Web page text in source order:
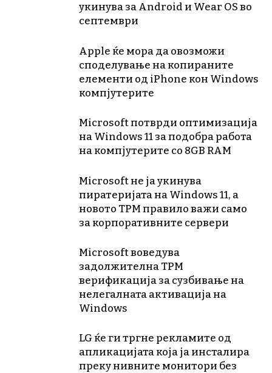
укинува за Android и Wear OS во
септември
Apple ќе мора да овозможи
споделување на копираните
елементи од iPhone кон Windows
компјутерите
Microsoft потврди оптимизација
на Windows 11 за подобра работа
на компјутерите со 8GB RAM
Microsoft не ја укинува
пиратеријата на Windows 11, а
новото TPM правило важи само
за корпоративните сервери
Microsoft воведува
задолжителна TPM
верификација за сузбивање на
нелегалната активација на
Windows
LG ќе ги тргне рекламите од
апликацијата која ја инсталира
преку нивните монитори без